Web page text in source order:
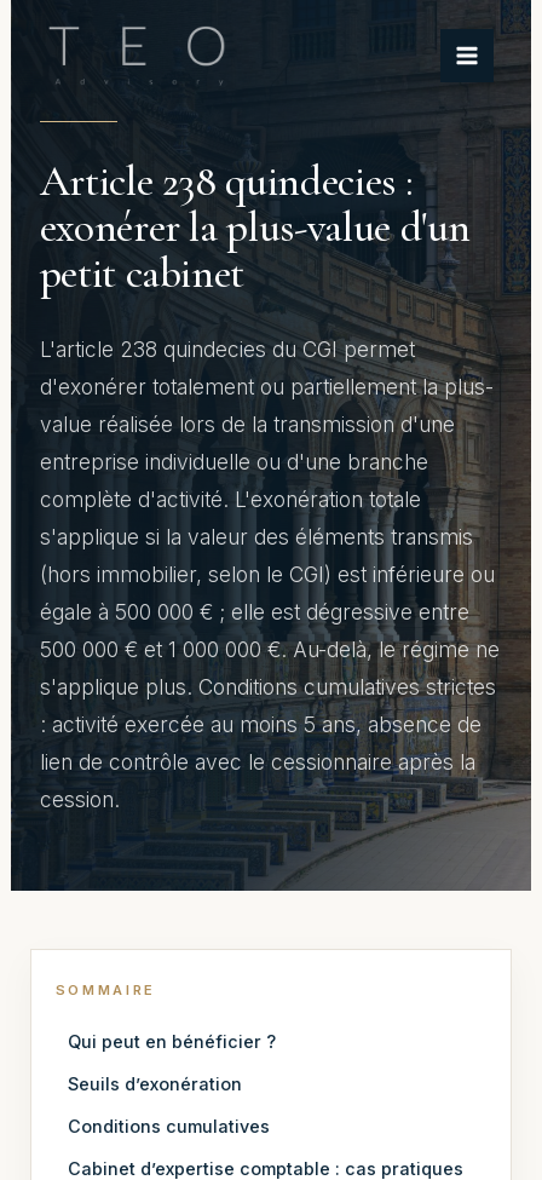
contenu
Article 238 quindecies :
exonérer la plus-value d'un
petit cabinet
L'article 238 quindecies du CGI permet
d'exonérer totalement ou partiellement la plus-
value réalisée lors de la transmission d'une
entreprise individuelle ou d'une branche
complète d'activité. L'exonération totale
s'applique si la valeur des éléments transmis
(hors immobilier, selon le CGI) est inférieure ou
égale à 500 000 € ; elle est dégressive entre
500 000 € et 1 000 000 €. Au-delà, le régime ne
s'applique plus. Conditions cumulatives strictes
: activité exercée au moins 5 ans, absence de
lien de contrôle avec le cessionnaire après la
cession.
SOMMAIRE
Qui peut en bénéficier ?
Seuils d’exonération
Conditions cumulatives
Cabinet d’expertise comptable : cas pratiques